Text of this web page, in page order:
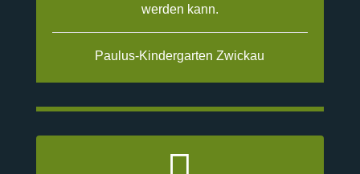
werden kann.
Paulus-Kindergarten Zwickau